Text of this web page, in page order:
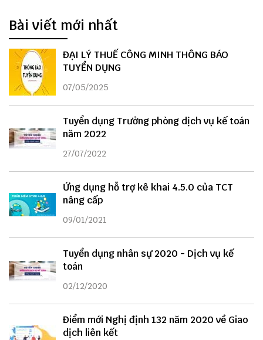
Bài viết mới nhất
ĐẠI LÝ THUẾ CÔNG MINH THÔNG BÁO
TUYỂN DỤNG
07/05/2025
Tuyển dụng Trưởng phòng dịch vụ kế toán
năm 2022
27/07/2022
Ứng dụng hỗ trợ kê khai 4.5.0 của TCT
nâng cấp
09/01/2021
Tuyển dụng nhân sự 2020 - Dịch vụ kế
toán
02/12/2020
Điểm mới Nghị định 132 năm 2020 về Giao
dịch liên kết